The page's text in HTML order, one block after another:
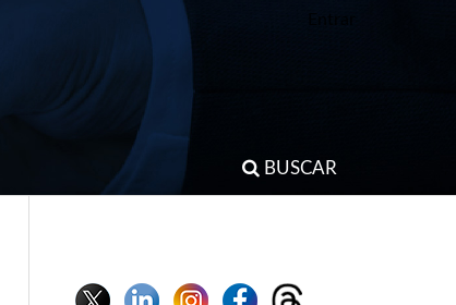
BUSCAR